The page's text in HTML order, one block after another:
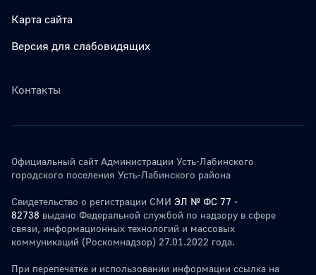
Карта сайта
Версия для слабовидящих
Контакты
Официальный сайт Администрации Усть-Лабинского
городского поселения Усть-Лабинского района
Свидетельство о регистрации СМИ ЭЛ № ФС 77 -
82738 выдано Федеральной службой по надзору в сфере
связи, информационных технологий и массовых
коммуникаций (Роскомнадзор) 27.01.2022 года.
При перепечатке и использовании информации ссылка на